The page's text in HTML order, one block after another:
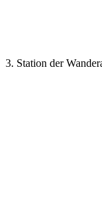
3. Station der